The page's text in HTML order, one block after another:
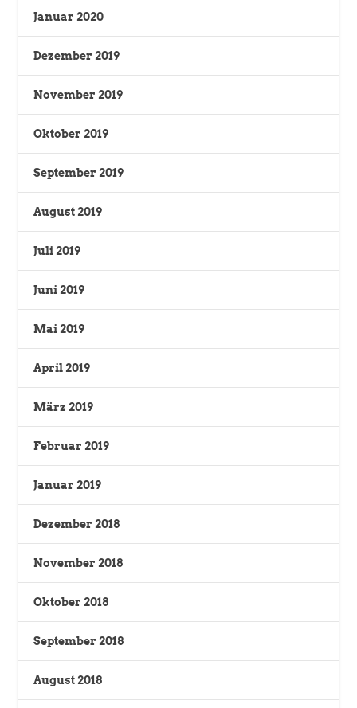
Januar 2020
Dezember 2019
November 2019
Oktober 2019
September 2019
August 2019
Juli 2019
Juni 2019
Mai 2019
April 2019
März 2019
Februar 2019
Januar 2019
Dezember 2018
November 2018
Oktober 2018
September 2018
August 2018